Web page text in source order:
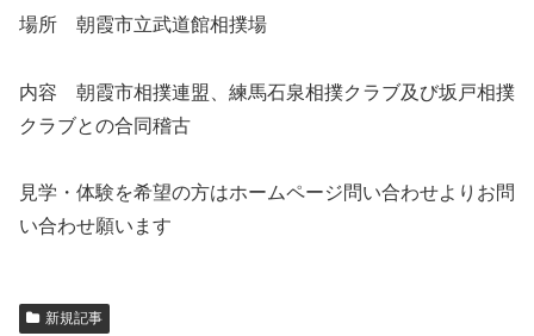
場所 朝霞市立武道館相撲場
内容 朝霞市相撲連盟、練馬石泉相撲クラブ及び坂戸相撲
クラブとの合同稽古
見学・体験を希望の方はホームページ問い合わせよりお問
い合わせ願います
新規記事